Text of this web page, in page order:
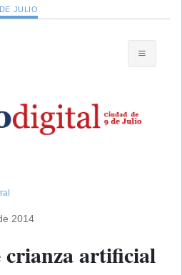
JULIO
2014
crianza artificial